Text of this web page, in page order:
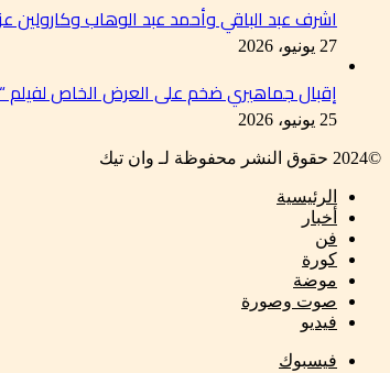
اشرف عبد الباقي وأحمد عبد الوهاب
27 يونيو، 2026
إقبال جماهيري ضخم على العرض الخاص لفيلم
25 يونيو، 2026
©2024 حقوق النشر محفوظة لـ وان تيك
الرئيسية
أخبار
فن
كورة
موضة
صوت وصورة
فيديو
فيسبوك